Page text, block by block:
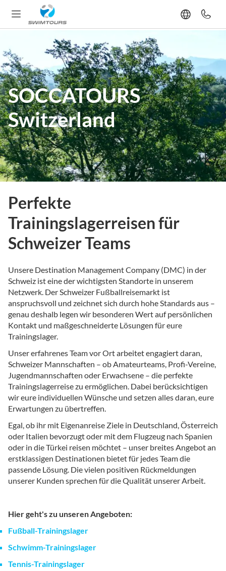
SOCCATOURS
Switzerland
Perfekte
Trainingslagerreisen für
Schweizer Teams
Unsere Destination Management Company (DMC) in der
Schweiz ist eine der wichtigsten Standorte in unserem
Netzwerk. Der Schweizer Fußballreisemarkt ist
anspruchsvoll und zeichnet sich durch hohe Standards aus –
genau deshalb legen wir besonderen Wert auf persönlichen
Kontakt und maßgeschneiderte Lösungen für eure
Trainingslager.
Unser erfahrenes Team vor Ort arbeitet engagiert daran,
Schweizer Mannschaften – ob Amateurteams, Profi-Vereine,
Jugendmannschaften oder Erwachsene – die perfekte
Trainingslagerreise zu ermöglichen. Dabei berücksichtigen
wir eure individuellen Wünsche und setzen alles daran, eure
Erwartungen zu übertreffen.
Egal, ob ihr mit Eigenanreise Ziele in Deutschland, Österreich
oder Italien bevorzugt oder mit dem Flugzeug nach Spanien
oder in die Türkei reisen möchtet – unser breites Angebot an
erstklassigen Destinationen bietet für jedes Team die
passende Lösung. Die vielen positiven Rückmeldungen
unserer Kunden sprechen für die Qualität unserer Arbeit.
Hier geht's zu unseren Angeboten:
Fußball-Trainingslager
Schwimm-Trainingslager
Tennis-Trainingslager